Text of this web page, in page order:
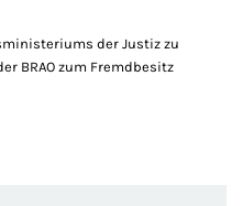
der Justiz zu
BRAO zum Fremdbesitz